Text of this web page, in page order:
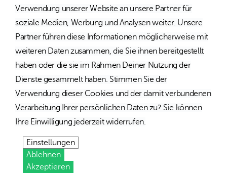
Verwendung unserer Website an unsere Partner für
soziale Medien, Werbung und Analysen weiter. Unsere
Partner führen diese Informationen möglicherweise mit
weiteren Daten zusammen, die Sie ihnen bereitgestellt
haben oder die sie im Rahmen Deiner Nutzung der
Dienste gesammelt haben. Stimmen Sie der
Verwendung dieser Cookies und der damit verbundenen
Verarbeitung Ihrer persönlichen Daten zu? Sie können
Ihre Einwilligung jederzeit widerrufen.
Einstellungen
Ablehnen
Akzeptieren